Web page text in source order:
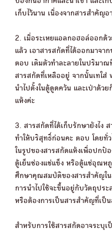
เก็บไว้นาน เนื่องจากสารสำคัญอ
2. เมื่อระเหยแอลกอฮอล์ออก
แล้ว เอาสารสกัดที่ได้ออกมาจาก
ตอบ เติมตัวทำละลายในปริมา
สารสกัดที่เหลืออยู่ จากนั้นเท
นำไปตั้งในตู้ดูดควัน และเป่าด้วย
แห้งค่ะ
3. สารสกัดที่ได้เก็บรักษายังไง ส
ทำให้บริสุทธิ์ก่อนคะ ตอบ โดยทั่
ในรูปของสารสกัดแห้งเพื่อปกป้
ตู้เย็นช่องแช่แข็ง หรือตู้แช่อุณห
ศึกษาคุณสมบัติของสารสำคัญใ
การนำไปใช้จะขึ้นอยู่กับวัตถุประ
หรือต้องการเป็นสารสำคัญที่เป็
สำหรับการใช้สารสกัดอาจระบุเ